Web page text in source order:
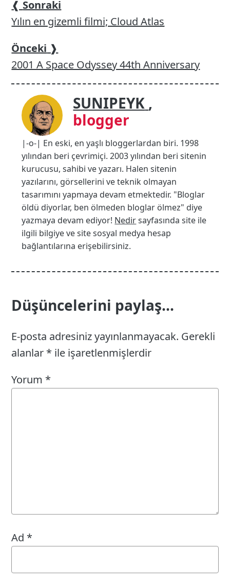
❰ Sonraki
Yılın en gizemli filmi; Cloud Atlas
Önceki ❱
2001 A Space Odyssey 44th Anniversary
SUNIPEYK ,
blogger
|-o-| En eski, en yaşlı bloggerlardan biri. 1998
yılından beri çevrimiçi. 2003 yılından beri sitenin
kurucusu, sahibi ve yazarı. Halen sitenin
yazılarını, görsellerini ve teknik olmayan
tasarımını yapmaya devam etmektedir. "Bloglar
öldü diyorlar, ben ölmeden bloglar ölmez" diye
yazmaya devam ediyor! Nedirsayfasında site ile
ilgili bilgiye ve site sosyal medya hesap
bağlantılarına erişebilirsiniz.
Düşüncelerini paylaş...
E-posta adresiniz yayınlanmayacak. Gerekli
alanlar * ile işaretlenmişlerdir
Yorum *
Ad *